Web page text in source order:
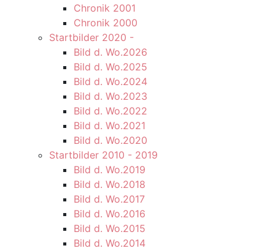
Chronik 2001
Chronik 2000
Startbilder 2020 -
Bild d. Wo.2026
Bild d. Wo.2025
Bild d. Wo.2024
Bild d. Wo.2023
Bild d. Wo.2022
Bild d. Wo.2021
Bild d. Wo.2020
Startbilder 2010 - 2019
Bild d. Wo.2019
Bild d. Wo.2018
Bild d. Wo.2017
Bild d. Wo.2016
Bild d. Wo.2015
Bild d. Wo.2014